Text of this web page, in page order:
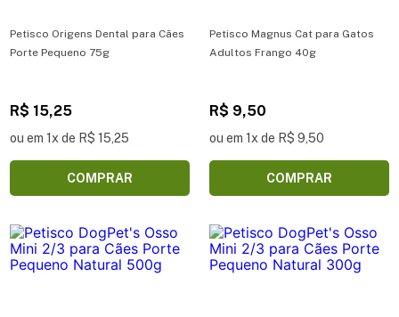
Petisco Origens Dental para Cães
Porte Pequeno 75g
R$ 15,25
ou em 1x de R$ 15,25
COMPRAR
Petisco Magnus Cat para Gatos
Adultos Frango 40g
R$ 9,50
ou em 1x de R$ 9,50
COMPRAR